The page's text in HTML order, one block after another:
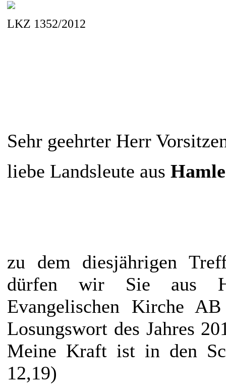
LKZ 1352/2012
Sehr geehrter Herr
liebe Landsleute aus
zu dem diesjährigen
dürfen wir Sie aus
Evangelischen Kirche
Losungswort des Jahres
Meine Kraft ist in den
12,19)